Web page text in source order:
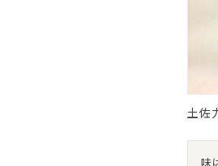
土佐
味